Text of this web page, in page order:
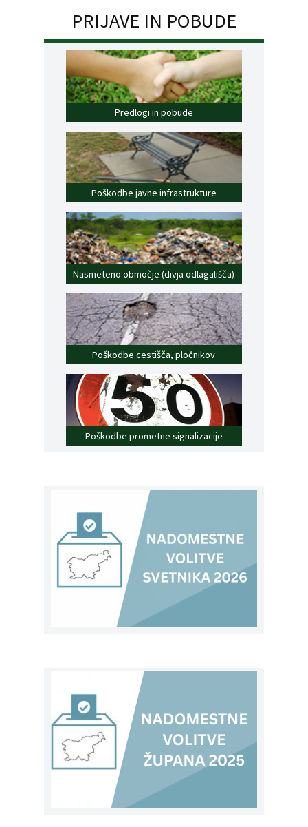
PRIJAVE IN POBUDE
Predlogi in pobude
Poškodbe javne infrastrukture
Nasmeteno območje (divja odlagališča)
Poškodbe cestišča, pločnikov
Poškodbe prometne signalizacije